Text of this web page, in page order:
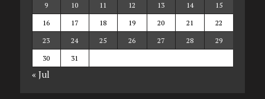
9
10 11 12 13 14
15
16
17 18 19 20 21
22
23
24 25 26 27 28
29
30
31
« Jul